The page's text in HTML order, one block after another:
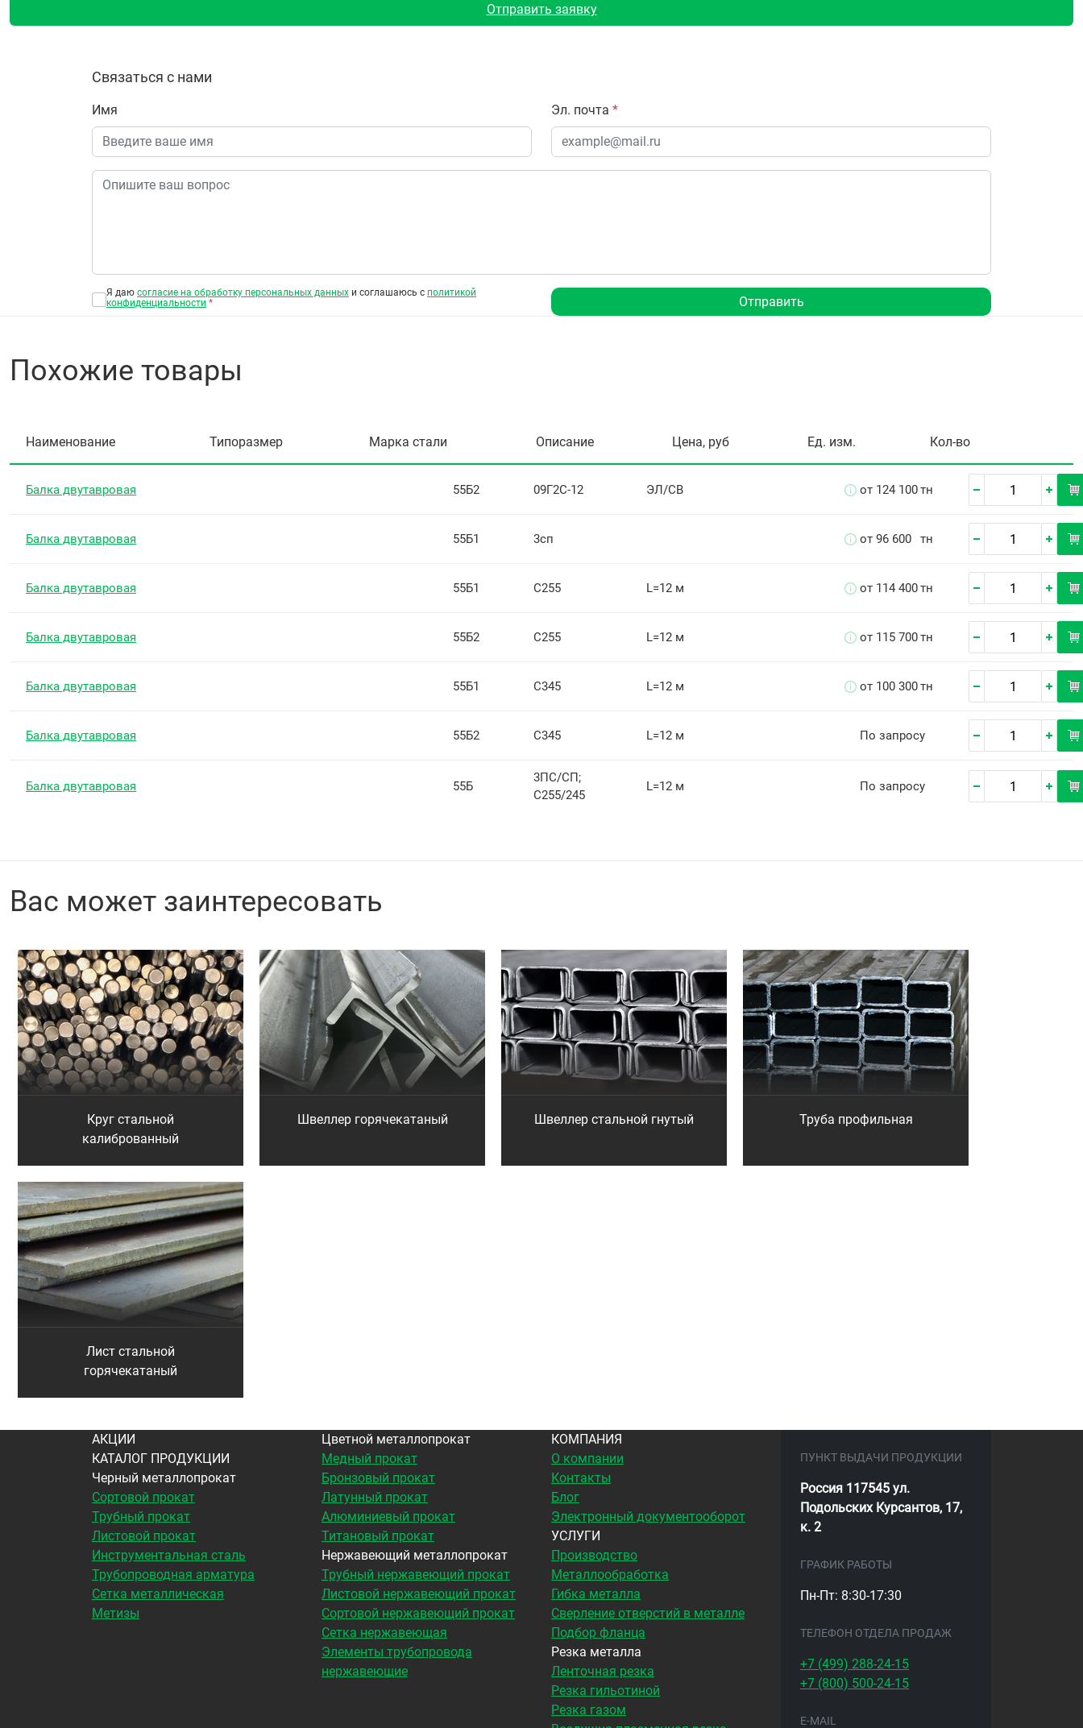
Отправить заявку
Связаться с нами
Имя Эл. почта *
Я даю согласие на обработку персональных данных и соглашаюсь с политикой
конфиденциальности * Отправить
Похожие товары
Наименование Типоразмер Марка стали Описание Цена, руб Ед. изм. Кол-во
Балка двутавровая 55Б2 09Г2С-12 ЭЛ/СВ от 124 100тн
Балка двутавровая 55Б1 3сп от 96 600 тн
Балка двутавровая 55Б1 С255 L=12 м от 114 400тн
Балка двутавровая 55Б2 С255 L=12 м от 115 700тн
Балка двутавровая 55Б1 С345 L=12 м от 100 300тн
Балка двутавровая 55Б2 С345 L=12 м По запросу
Балка двутавровая 55Б
3ПС/СП;
С255/245
L=12 м По запросу
Вас может заинтересовать
Круг стальной
калиброванный
Швеллер горячекатаный Швеллер стальной гнутый Труба профильная
Лист стальной
горячекатаный
АКЦИИ
КАТАЛОГ ПРОДУКЦИИ
Черный металлопрокат
Сортовой прокат
Трубный прокат
Листовой прокат
Инструментальная сталь
Трубопроводная арматура
Сетка металлическая
Метизы
Цветной металлопрокат
Медный прокат
Бронзовый прокат
Латунный прокат
Алюминиевый прокат
Титановый прокат
Нержавеющий металлопрокат
Трубный нержавеющий прокат
Листовой нержавеющий прокат
Сортовой нержавеющий прокат
Сетка нержавеющая
Элементы трубопровода
нержавеющие
КОМПАНИЯ
О компании
Контакты
Блог
Электронный документооборот
УСЛУГИ
Производство
Металлообработка
Гибка металла
Сверление отверстий в металле
Подбор фланца
Резка металла
Ленточная резка
Резка гильотиной
Резка газом
ПУНКТ ВЫДАЧИ ПРОДУКЦИИ
Россия 117545 ул.
Подольских Курсантов, 17,
к. 2
ГРАФИК РАБОТЫ
Пн-Пт: 8:30-17:30
ТЕЛЕФОН ОТДЕЛА ПРОДАЖ
+7 (499) 288-24-15
+7 (800) 500-24-15
E-MAIL